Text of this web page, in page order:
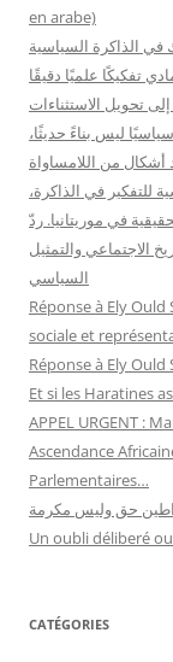
en arabe)
الذاكرة السياسية
تفكيكًا علميًا دقيقًا
تحويل الاستثناءات
ليس بناءً حديثًا،
من اللامساواة
للتفكير في الذاكرة،
في موريتانيا. ردّ
الاجتماعي والتمثيل
السياسي
Réponse à Ely
sociale et
Réponse à Ely Ould
Et si les Haratines
APPEL URGENT :
Ascendance
Parlementaires…
حق وليس مكرمة
Un oubli déliberé
CATÉGORIES